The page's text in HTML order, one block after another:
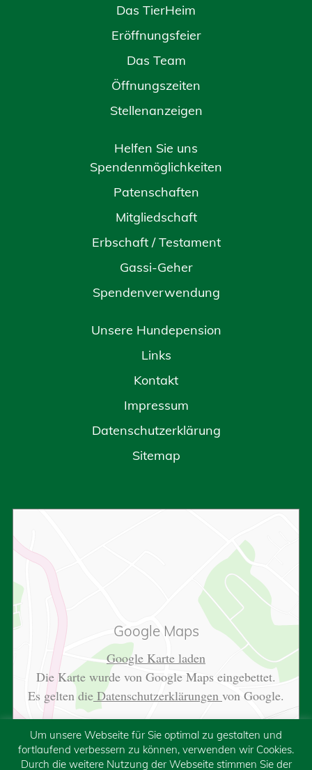
Das TierHeim
Eröffnungsfeier
Das Team
Öffnungszeiten
Stellenanzeigen
Helfen Sie uns
Spendenmöglichkeiten
Patenschaften
Mitgliedschaft
Erbschaft / Testament
Gassi-Geher
Spendenverwendung
Unsere Hundepension
Links
Kontakt
Impressum
Datenschutzerklärung
Sitemap
Google Maps
Google Karte laden
Die Karte wurde von Google Maps eingebettet.
Es gelten die Datenschutzerklärungen von Google.
Um unsere Webseite für Sie optimal zu gestalten und
fortlaufend verbessern zu können, verwenden wir Cookies.
Durch die weitere Nutzung der Webseite stimmen Sie der